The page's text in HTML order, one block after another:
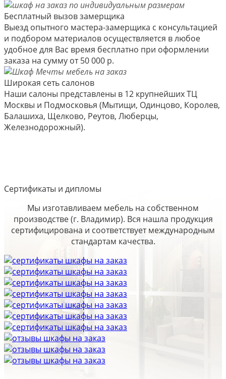
Бесплатный вызов замерщика
Выезд опытного мастера-замерщика с консультацией
и подбором материалов осуществляется в любое
удобное для Вас время бесплатно при оформлении
заказа на сумму от 50 000 р.
Широкая сеть салонов
Наши салоны представлены в 12 крупнейших ТЦ
Москвы и Подмосковья (Мытищи, Одинцово, Королев,
Балашиха, Щелково, Реутов, Люберцы,
Железнодорожный).
Сертификаты и дипломы
Мы изготавливаем мебель на собственном
производстве (г. Владимир). Вся нашла продукция
сертифицирована и соответствует международным
стандартам качества.